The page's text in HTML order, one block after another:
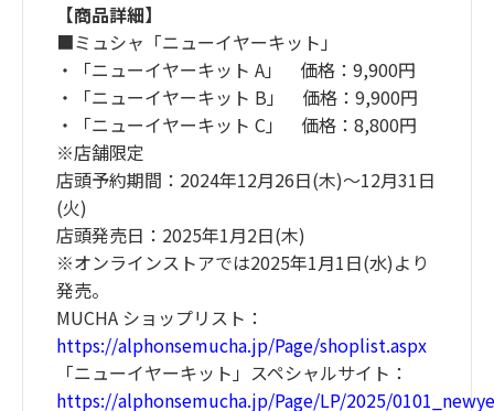
【商品詳細】
■ミュシャ「ニューイヤーキット」
・「ニューイヤーキット A」 価格：9,900円
・「ニューイヤーキット B」 価格：9,900円
・「ニューイヤーキット C」 価格：8,800円
※店舗限定
店頭予約期間：2024年12月26日(木)～12月31日
(火)
店頭発売日：2025年1月2日(木)
※オンラインストアでは2025年1月1日(水)より
発売。
MUCHA ショップリスト：
https://alphonsemucha.jp/Page/shoplist.aspx
「ニューイヤーキット」スペシャルサイト：
https://alphonsemucha.jp/Page/LP/2025/